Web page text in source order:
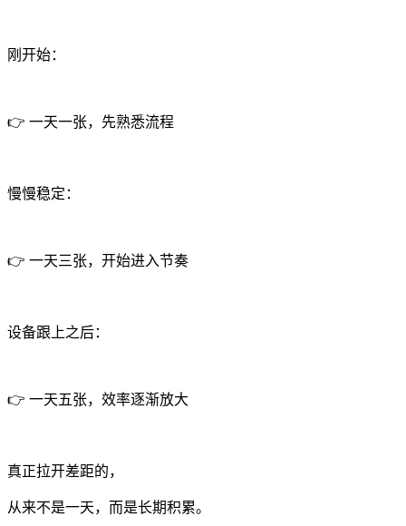
刚开始：
👉 一天一张，先熟悉流程
慢慢稳定：
👉 一天三张，开始进入节奏
设备跟上之后：
👉 一天五张，效率逐渐放大
真正拉开差距的，
从来不是一天，而是长期积累。